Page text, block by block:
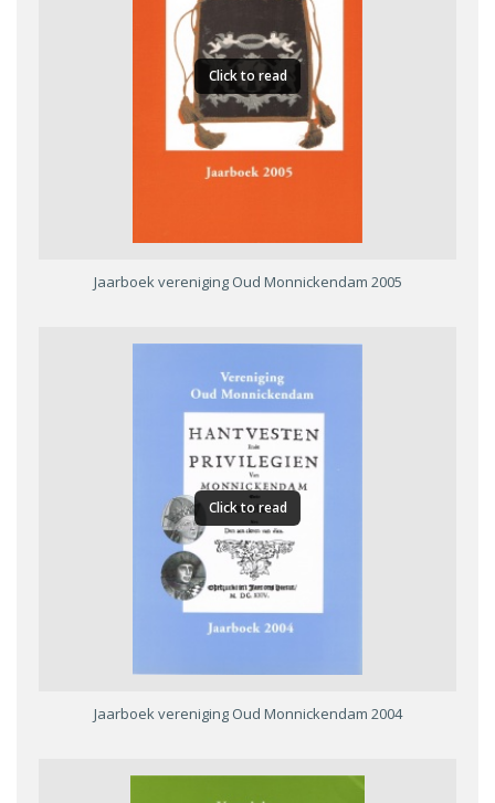
Click to read
Jaarboek vereniging Oud Monnickendam 2005
Click to read
Jaarboek vereniging Oud Monnickendam 2004